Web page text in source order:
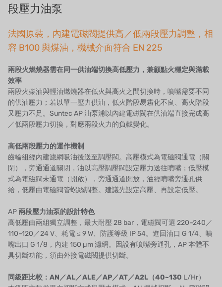
SIEMENSドイツ
アメリカのプルサフィーダー
デンマークダンフォス
タイHAYCARB
フランスSUNTEC
UK PUROLITE
日本オリンピック
日本勝浦
鷺宮
ハネウェル
段壓力油泵
法國原裝，內建電磁閥提供高／低兩段壓力調整，相
容 B100 與煤油，機械介面符合 EN 225
兩段火燃燒器需在同一供油端切換高低壓力，兼顧點火穩定與滿載
效率
兩段火柴油與輕油燃燒器在低火與高火之間切換時，噴嘴需要不同
的供油壓力；若以單一壓力供油，低火階段易霧化不良、高火階段
又壓力不足。Suntec AP 油泵浦以內建電磁閥在供油端直接完成高
／低兩段壓力切換，對應兩段火力的負載變化。
高低兩段壓力的運作機制
齒輪組經內建濾網吸油後送至調壓閥。高壓模式為電磁閥通電（關
閉），旁通通道關閉，油以高壓調壓閥設定壓力送往噴嘴；低壓模
式為電磁閥未通電（開啟），旁通通道開放，油經噴嘴旁通孔供
給，低壓由電磁閥管螺絲調整。建議先設定高壓、再設定低壓。
AP兩段壓力油泵的設計特色
高低壓由兩組獨立調整，最大耐壓 28 bar，電磁閥可選 220–240／
110–120／24 V、耗電 ≤ 9 W、防護等級 IP 54。進回油口 G 1/4、噴
嘴出口 G 1/8，內建 150 µm 濾網。因設有噴嘴旁通孔，AP 本體不
具切斷功能，須由外接電磁閥提供切斷。
同級距比較：AN／AL／ALE／AP／AT／A2L（40~130 L/Hr）